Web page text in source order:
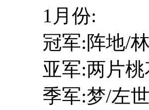
1月份:
冠军:阵地/
亚军:两片桃
季军:梦/左